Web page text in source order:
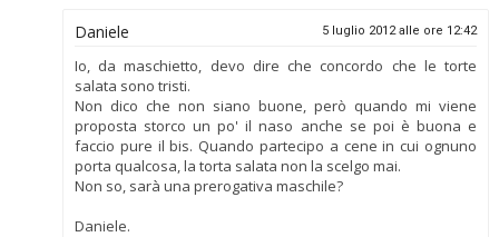
Daniele 5 luglio 2012 alle ore 12:42
Io, da maschietto, devo dire che concordo che le torte
salata sono tristi.
Non dico che non siano buone, però quando mi viene
proposta storco un po' il naso anche se poi è buona e
faccio pure il bis. Quando partecipo a cene in cui ognuno
porta qualcosa, la torta salata non la scelgo mai.
Non so, sarà una prerogativa maschile?
Daniele.